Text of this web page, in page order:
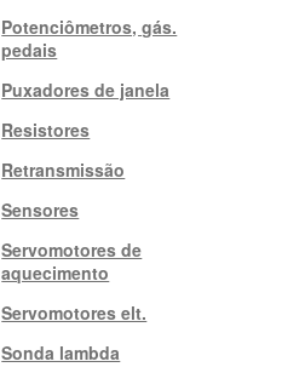
Potenciômetros, gás.
pedais
Puxadores de janela
Resistores
Retransmissão
Sensores
Servomotores de
aquecimento
Servomotores elt.
Sonda lambda